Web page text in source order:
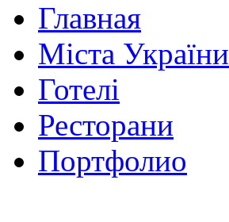
Главная
Міста України
Готелі
Ресторани
Портфолио